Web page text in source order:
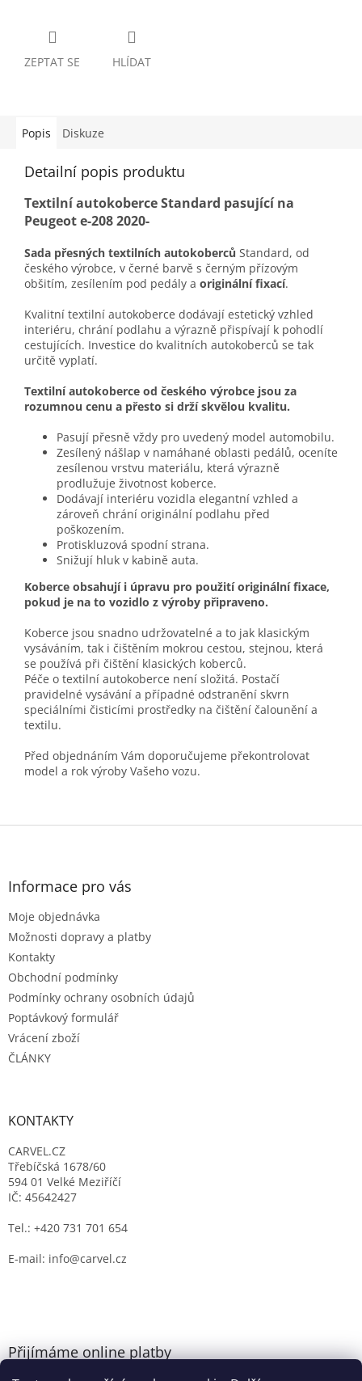
ZEPTAT SE HLÍDAT
Popis Diskuze
Detailní popis produktu
Textilní autokoberce Standard pasující na
Peugeot e-208 2020-
Sada přesných textilních autokoberců Standard, od
českého výrobce, v černé barvě s černým přízovým
obšitím, zesílením pod pedály a originální fixací.
Kvalitní textilní autokoberce dodávají estetický vzhled
interiéru, chrání podlahu a výrazně přispívají k pohodlí
cestujících. Investice do kvalitních autokoberců se tak
určitě vyplatí.
Textilní autokoberce od českého výrobce jsou za
rozumnou cenu a přesto si drží skvělou kvalitu.
Pasují přesně vždy pro uvedený model automobilu.
Zesílený nášlap v namáhané oblasti pedálů, oceníte
zesílenou vrstvu materiálu, která výrazně
prodlužuje životnost koberce.
Dodávají interiéru vozidla elegantní vzhled a
zároveň chrání originální podlahu před
poškozením.
Protiskluzová spodní strana.
Snižují hluk v kabině auta.
Koberce obsahují i úpravu pro použití originální fixace,
pokud je na to vozidlo z výroby připraveno.
Koberce jsou snadno udržovatelné a to jak klasickým
vysáváním, tak i čištěním mokrou cestou, stejnou, která
se používá při čištění klasických koberců.
Péče o textilní autokoberce není složitá. Postačí
pravidelné vysávání a případné odstranění skvrn
speciálními čisticími prostředky na čištění čalounění a
textilu.
Před objednáním Vám doporučujeme překontrolovat
model a rok výroby Vašeho vozu.
Z
Informace pro vás
Moje objednávka
Možnosti dopravy a platby
Kontakty
Obchodní podmínky
Podmínky ochrany osobních údajů
Poptávkový formulář
Vrácení zboží
ČLÁNKY
KONTAKTY
CARVEL.CZ
Třebíčská 1678/60
594 01 Velké Meziříčí
IČ: 45642427
Tel.: +420 731 701 654
E-mail: info@carvel.cz
Přijímáme online platby